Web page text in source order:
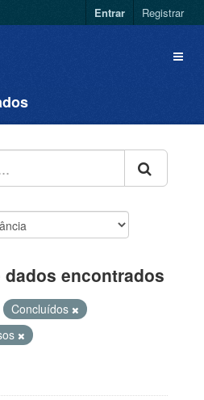
Entrar Registrar
encontrados
Concluídos